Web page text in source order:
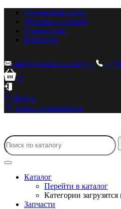
Сервисный центр
Доставка и оплата
О компании
Контакты
sale@zionstm.ru sale@...
+7
0
Войти
Зарегистрироваться
Каталог
Перейти в каталог
Категории
Запчасти